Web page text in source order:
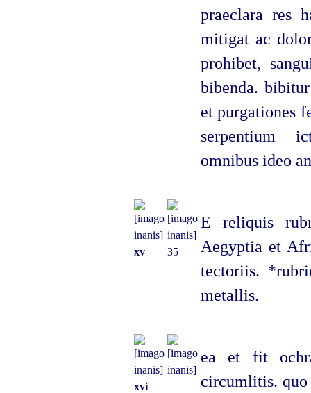
praeclara res
mitigat ac
prohibet,
bibenda.
et purgationes
serpentium
omnibus ideo
xv 35
E reliquis
Aegyptia et
tectoriis.
metallis.
xvi
ea et fit
circumlitis.